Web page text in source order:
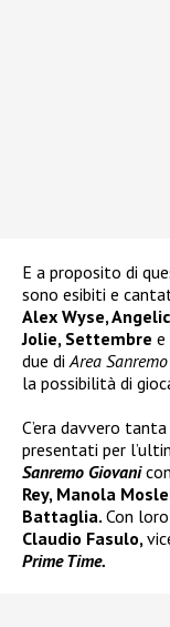
E a proposito di
sono esibiti e
Alex Wyse,
Jolie, Settembre e
due diArea Sanremo
la possibilità di
C’era davvero
presentati per
Sanremo Giovani
Rey, Manola
Battaglia. Con
Claudio Fasulo,
Prime Time.